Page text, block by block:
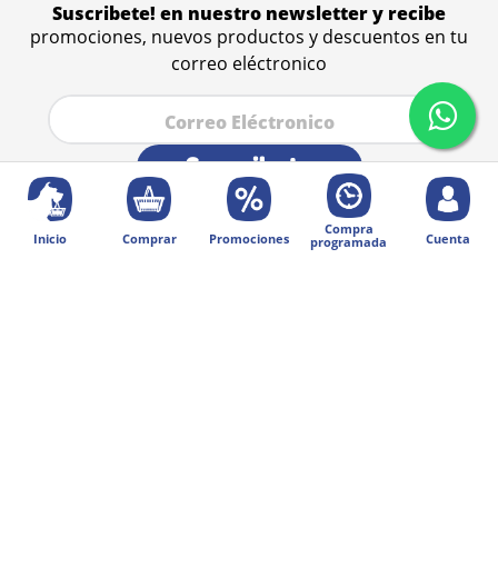
Inicio Comprar Promociones
Compra
programada
Cuenta
Suscribete! en nuestro newsletter y recibe
promociones, nuevos productos y descuentos en tu
correo eléctronico
Suscribete